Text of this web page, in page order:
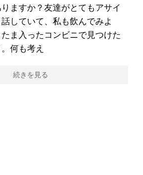
ますか？友達がとてもアサイ
していて、私も飲んでみよ
ま入ったコンビニで見つけた
何も考え
続きを見る